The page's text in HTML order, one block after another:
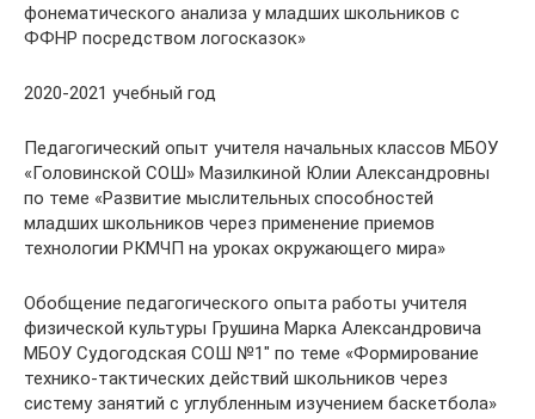
фонематического анализа у младших школьников с
ФФНР посредством логосказок»
2020-2021 учебный год
Педагогический опыт учителя начальных классов МБОУ
«Головинской СОШ» Мазилкиной Юлии Александровны
по теме «Развитие мыслительных способностей
младших школьников через применение приемов
технологии РКМЧП на уроках окружающего мира»
Обобщение педагогического опыта работы учителя
физической культуры Грушина Марка Александровича
МБОУ Судогодская СОШ №1″ по теме «Формирование
технико-тактических действий школьников через
систему занятий с углубленным изучением баскетбола»